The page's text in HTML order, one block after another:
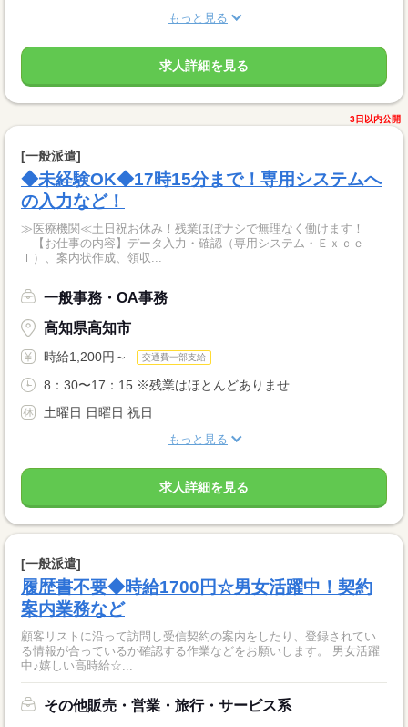
もっと見る
求人詳細を見る
3日以内公開
[一般派遣]
◆未経験OK◆17時15分まで！専用システムへ
の入力など！
≫医療機関≪土日祝お休み！残業ほぼナシで無理なく働けます！
【お仕事の内容】データ入力・確認（専用システム・Ｅｘｃｅ
ｌ）、案内状作成、領収...
一般事務・OA事務
高知県高知市
時給1,200円～ 交通費一部支給
8：30〜17：15 ※残業はほとんどありませ...
土曜日 日曜日 祝日
もっと見る
求人詳細を見る
[一般派遣]
履歴書不要◆時給1700円☆男女活躍中！契約
案内業務など
顧客リストに沿って訪問し受信契約の案内をしたり、登録されてい
る情報が合っているか確認する作業などをお願いします。 男女活躍
中♪嬉しい高時給☆...
その他販売・営業・旅行・サービス系